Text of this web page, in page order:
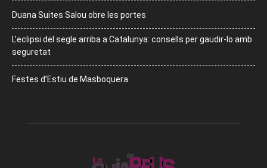
Duana Suites Salou obre les portes
L’eclipsi del segle arriba a Catalunya: consells per gaudir-lo amb
seguretat
Festes d’Estiu de Masboquera